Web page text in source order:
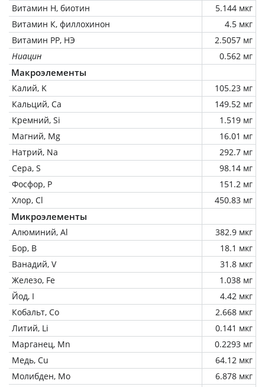
Витамин Н, биотин
5.144 мкг
Витамин К, филлохинон
4.5 мкг
Витамин РР, НЭ
2.5057 мг
Ниацин
0.562 мг
Макроэлементы
Калий, K
105.23 мг
Кальций, Ca
149.52 мг
Кремний, Si
1.519 мг
Магний, Mg
16.01 мг
Натрий, Na
292.7 мг
Сера, S
98.14 мг
Фосфор, P
151.2 мг
Хлор, Cl
450.83 мг
Микроэлементы
Алюминий, Al
382.9 мкг
Бор, B
18.1 мкг
Ванадий, V
31.8 мкг
Железо, Fe
1.038 мг
Йод, I
4.42 мкг
Кобальт, Co
2.668 мкг
Литий, Li
0.141 мкг
Марганец, Mn
0.2293 мг
Медь, Cu
64.12 мкг
Молибден, Mo
6.878 мкг